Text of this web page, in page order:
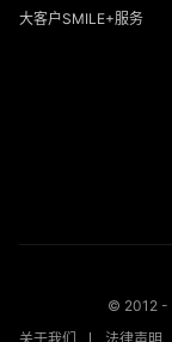
大客户SMILE+服务
© 2012 -